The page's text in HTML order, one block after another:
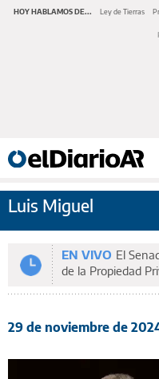
HOY HABLAMOS DE... Ley de Tierras
Luis Miguel
EN VIVO El
de la Propiedad
29 de noviembre de